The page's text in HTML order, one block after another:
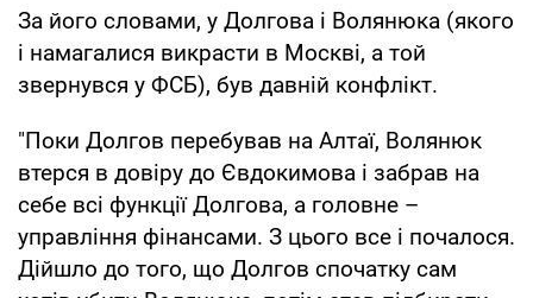
За його словами, у Долгова і Волянюка (якого
і намагалися викрасти в Москві, а той
звернувся у ФСБ), був давній конфлікт.
"Поки Долгов перебував на Алтаї, Волянюк
втерся в довіру до Євдокимова і забрав на
себе всі функції Долгова, а головне –
управління фінансами. З цього все і почалося.
Дійшло до того, що Долгов спочатку сам